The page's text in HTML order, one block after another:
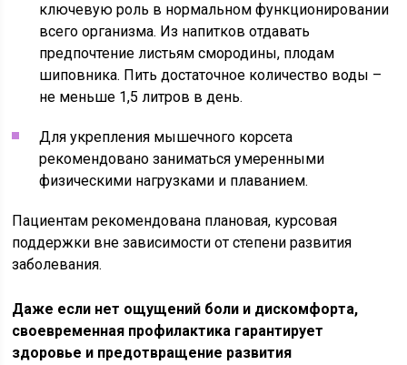
ключевую роль в нормальном функционировании
всего организма. Из напитков отдавать
предпочтение листьям смородины, плодам
шиповника. Пить достаточное количество воды –
не меньше 1,5 литров в день.
Для укрепления мышечного корсета
рекомендовано заниматься умеренными
физическими нагрузками и плаванием.
Пациентам рекомендована плановая, курсовая
поддержки вне зависимости от степени развития
заболевания.
Даже если нет ощущений боли и дискомфорта,
своевременная профилактика гарантирует
здоровье и предотвращение развития